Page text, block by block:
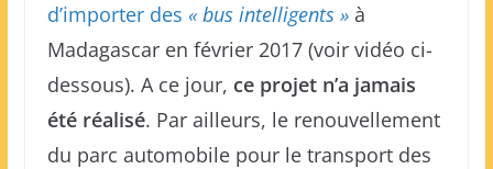
d’importer des « bus intelligents »à
Madagascar en février 2017 (voir vidéo ci-
dessous). A ce jour, ce projet n’a jamais
été réalisé. Par ailleurs, le renouvellement
du parc automobile pour le transport des